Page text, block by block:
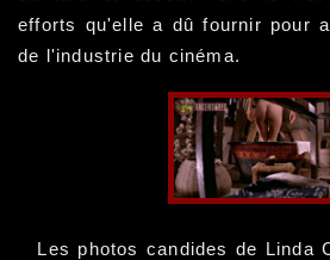
efforts qu'elle a dû fournir pour
de l'industrie du cinéma.
Les photos candides de Linda